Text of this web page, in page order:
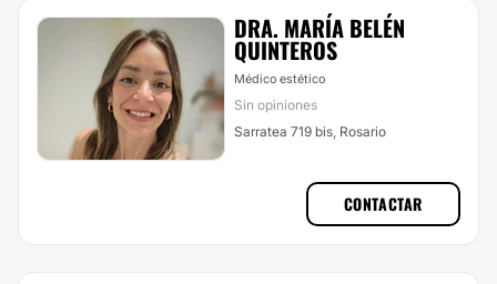
DRA. MARÍA BELÉN
QUINTEROS
Médico estético
Sin opiniones
Sarratea 719 bis, Rosario
CONTACTAR